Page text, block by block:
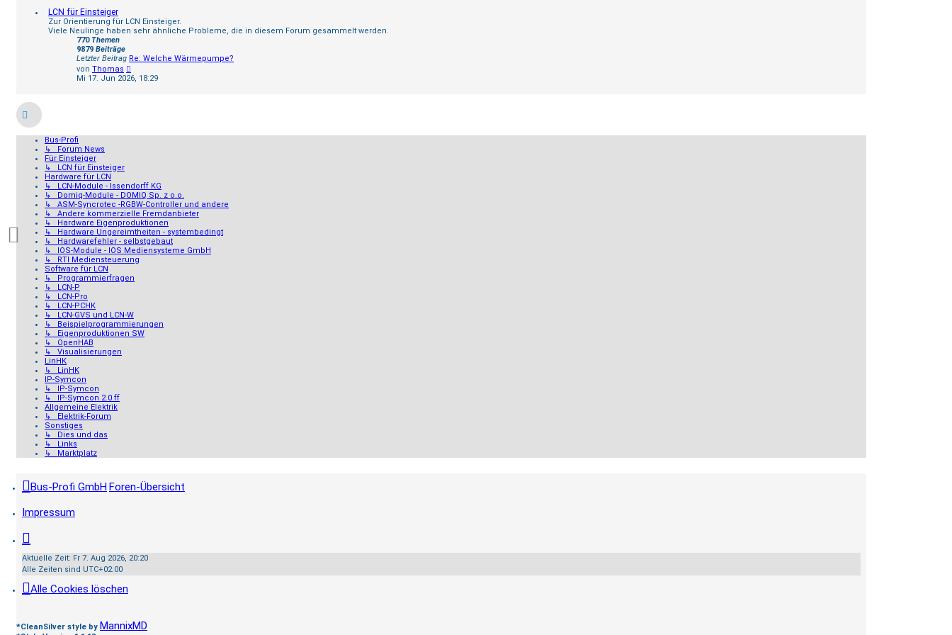
LCN für Einsteiger
Zur Orientierung für LCN Einsteiger.
Viele Neulinge haben sehr ähnliche Probleme, die in diesem Forum gesammelt werden.
770 Themen
9879 Beiträge
Letzter Beitrag Re: Welche Wärmepumpe?
von Thomas
Beitrag
Mi 17. Jun 2026, 18:29
Bus-Profi
↳ Forum News
Für Einsteiger
↳ LCN für Einsteiger
Hardware für LCN
↳ LCN-Module - Issendorff KG
↳ Domiq-Module - DOMIQ Sp. z o.o.
↳ ASM-Syncrotec -RGBW-Controller und andere
↳ Andere kommerzielle Fremdanbieter
↳ Hardware Eigenproduktionen
↳ Hardware Ungereimtheiten - systembedingt
↳ Hardwarefehler - selbstgebaut
↳ IOS-Module - IOS Mediensysteme GmbH
↳ RTI Mediensteuerung
Software für LCN
↳ Programmierfragen
↳ LCN-P
↳ LCN-Pro
↳ LCN-PCHK
↳ LCN-GVS und LCN-W
↳ Beispielprogrammierungen
↳ Eigenproduktionen SW
↳ OpenHAB
↳ Visualisierungen
LinHK
↳ LinHK
IP-Symcon
↳ IP-Symcon
↳ IP-Symcon 2.0 ff
Allgemeine Elektrik
↳ Elektrik-Forum
Sonstiges
↳ Dies und das
↳ Links
↳ Marktplatz
Bus-Profi GmbH Foren-Übersicht
Impressum
Aktuelle Zeit: Fr 7. Aug 2026, 20:20
Alle Zeiten sind UTC+02:00
Alle Cookies löschen
*CleanSilver style by MannixMD